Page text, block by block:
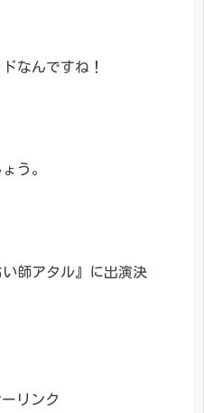
なんですね！
う。
師アタル』に出演決
リンク